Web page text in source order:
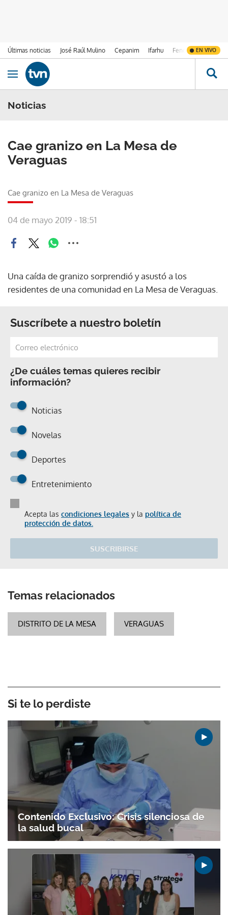
Últimas noticias José Raúl Mulino Cepanim Ifarhu Fenómeno de El
EN VIVO
Ir al contenido
Obrir navegació
Noticias
Cae granizo en La Mesa de
Veraguas
Cae granizo en La Mesa de Veraguas
04 de mayo 2019 - 18:51
Una caída de granizo sorprendió y asustó a los
residentes de una comunidad en La Mesa de Veraguas.
Suscríbete a nuestro boletín
¿De cuáles temas quieres recibir
información?
Noticias
Novelas
Deportes
Entretenimiento
Acepta las condiciones legales y la política de
protección de datos.
SUSCRIBIRSE
Temas relacionados
DISTRITO DE LA MESA VERAGUAS
Si te lo perdiste
Contenido Exclusivo: Crisis silenciosa de
la salud bucal